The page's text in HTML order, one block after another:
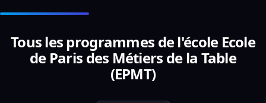
Tous les programmes de l'école Ecole
de Paris des Métiers de la Table
(EPMT)